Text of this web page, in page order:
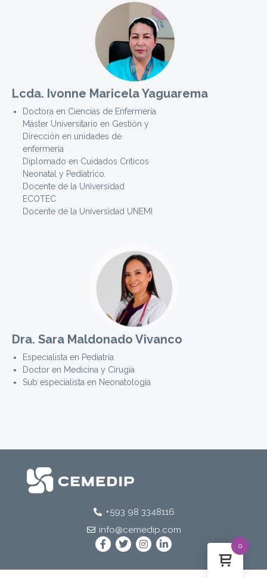
Lcda. Ivonne Maricela Yaguarema
Doctora en Ciencias de Enfermería
Máster Universitario en Gestión y
Dirección en unidades de
enfermería
Diplomado en Cuidados Críticos
Neonatal y Pediatrico.
Docente de la Universidad
ECOTEC
Docente de la Universidad UNEMI
Dra. Sara Maldonado Vivanco
Especialista en Pediatría
Doctor en Medicina y Cirugía
Sub especialista en Neonatología
+593 98 3348116
info@cemedip.com
0